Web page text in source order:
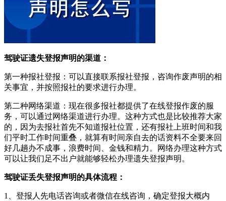
驾驶证遗失登报声明的渠道：
第一种报社登报：可以直接联系报社登报，咨询作废声明的相
关事宜，并按照报社的要求进行办理。
第二种网络渠道：现在很多报社都提供了在线登报作废的服
务，可以通过网络渠道进行办理。这种方式也是比较推荐大家
的，因为去报社首先不知道报社位置，还有报社上班时间和我
们平时工作时间重叠，就算有时间亲自去的话资料不全要来回
好几趟办不成事，浪费时间、金钱和精力。网络办理这种方式
可以让我们足不出户就能够轻松办理遗失登报声明。
驾驶证丢失登报声明的具体流程：
1、登报人先电话咨询或者微信在线咨询，确定登报大概内